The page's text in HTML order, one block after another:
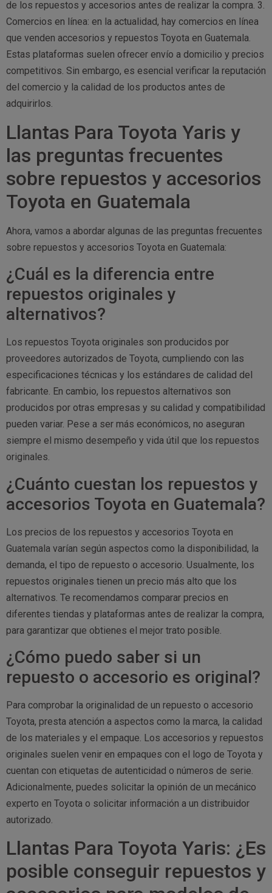
de los repuestos y accesorios antes de realizar la compra. 3.
Comercios en línea: en la actualidad, hay comercios en línea
que venden accesorios y repuestos Toyota en Guatemala.
Estas plataformas suelen ofrecer envío a domicilio y precios
competitivos. Sin embargo, es esencial verificar la reputación
del comercio y la calidad de los productos antes de
adquirirlos.
Llantas Para Toyota Yaris y
las preguntas frecuentes
sobre repuestos y accesorios
Toyota en Guatemala
Ahora, vamos a abordar algunas de las preguntas frecuentes
sobre repuestos y accesorios Toyota en Guatemala:
¿Cuál es la diferencia entre
repuestos originales y
alternativos?
Los repuestos Toyota originales son producidos por
proveedores autorizados de Toyota, cumpliendo con las
especificaciones técnicas y los estándares de calidad del
fabricante. En cambio, los repuestos alternativos son
producidos por otras empresas y su calidad y compatibilidad
pueden variar. Pese a ser más económicos, no aseguran
siempre el mismo desempeño y vida útil que los repuestos
originales.
¿Cuánto cuestan los repuestos y
accesorios Toyota en Guatemala?
Los precios de los repuestos y accesorios Toyota en
Guatemala varían según aspectos como la disponibilidad, la
demanda, el tipo de repuesto o accesorio. Usualmente, los
repuestos originales tienen un precio más alto que los
alternativos. Te recomendamos comparar precios en
diferentes tiendas y plataformas antes de realizar la compra,
para garantizar que obtienes el mejor trato posible.
¿Cómo puedo saber si un
repuesto o accesorio es original?
Para comprobar la originalidad de un repuesto o accesorio
Toyota, presta atención a aspectos como la marca, la calidad
de los materiales y el empaque. Los accesorios y repuestos
originales suelen venir en empaques con el logo de Toyota y
cuentan con etiquetas de autenticidad o números de serie.
Adicionalmente, puedes solicitar la opinión de un mecánico
experto en Toyota o solicitar información a un distribuidor
autorizado.
Llantas Para Toyota Yaris: ¿Es
posible conseguir repuestos y